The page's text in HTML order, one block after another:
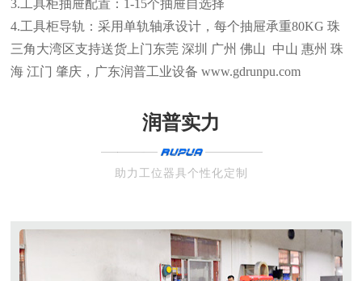
3.工具柜抽屉配置：1-15个抽屉自选择
4.工具柜导轨：采用单轨轴承设计，每个抽屉承重80KG 珠
三角大湾区支持送货上门东莞 深圳 广州 佛山 中山 惠州 珠
海 江门 肇庆，广东润普工业设备 www.gdrunpu.com
润普实力
助力工位器具个性化定制